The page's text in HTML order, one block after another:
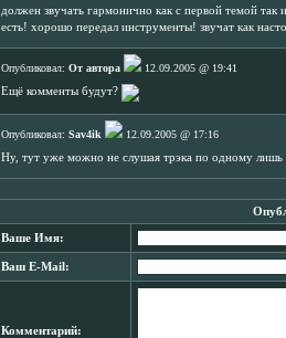
должен звучать гармонично как с первой темой
есть! хорошо передал инструменты! звучат как
Опубликовал: От автора
12.09.2005 @ 19:41
Ещё комменты будут?
Опубликовал: Sav4ik
12.09.2005 @ 17:16
Ну, тут уже можно не слушая трэка по одному лишь
Ваше Имя:
Ваш E-Mail:
Комментарий: